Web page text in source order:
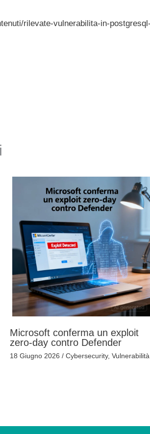
rilevate-vulnerabilita-in-
Microsoft conferma un exploit
zero-day contro Defender
18 Giugno 2026 / Cybersecurity, Vulnerabilità